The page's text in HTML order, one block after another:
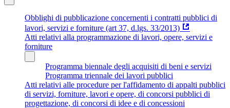
Obblighi di pubblicazione concernenti i contratti pubblici di
lavori, servizi e forniture (art 37, d.lgs. 33/2013)
Atti relativi alla programmazione di lavori, opere, servizi e
forniture
Programma biennale degli acquisiti di beni e servizi
Programma triennale dei lavori pubblici
Atti relativi alle procedure per l'affidamento di appalti pubblici
di servizi, forniture, lavori e opere, di concorsi pubblici di
progettazione, di concorsi di idee e di concessioni